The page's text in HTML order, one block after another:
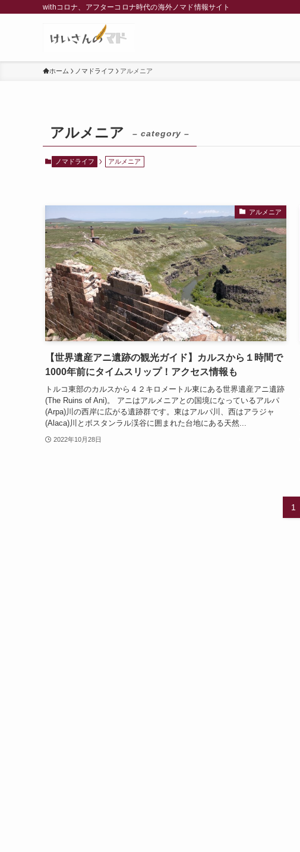
withコロナ、アフターコロナ時代の海外ノマド情報サイト
ホーム ノマドライフ アルメニア
アルメニア – category –
ノマドライフ アルメニア
アルメニア
【世界遺産アニ遺跡の観光ガイド】カルスから１時間で
1000年前にタイムスリップ！アクセス情報も
トルコ東部のカルスから４２キロメートル東にある世界遺産アニ遺跡
(The Ruins of Ani)。 アニはアルメニアとの国境になっているアルパ
(Arpa)川の西岸に広がる遺跡群です。東はアルパ川、西はアラジャ
(Alaca)川とボスタンラル渓谷に囲まれた台地にある天然...
2022年10月28日
1